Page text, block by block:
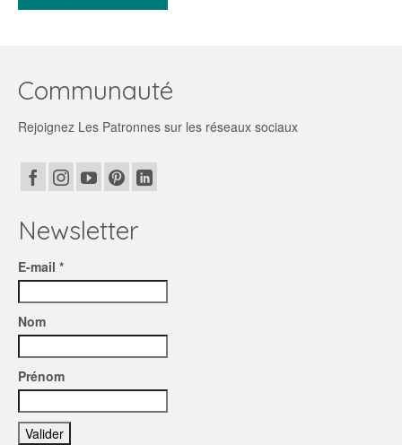
Communauté
Rejoignez Les Patronnes sur les réseaux sociaux
Newsletter
E-mail *
Nom
Prénom